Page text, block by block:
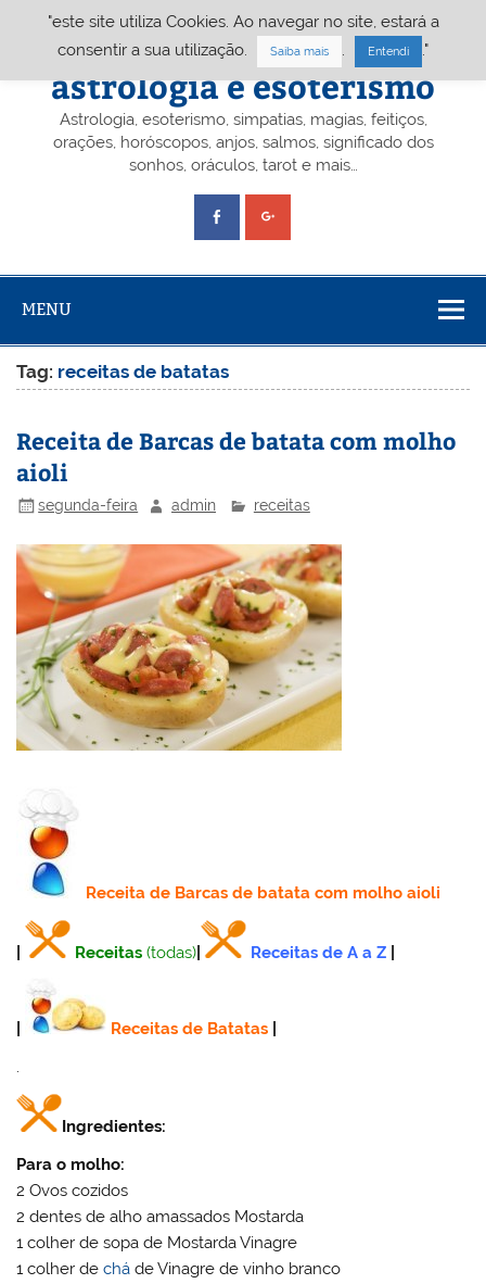
Portal A&E – Portal
astrologia e esoterismo
Astrologia, esoterismo, simpatias, magias, feitiços,
orações, horóscopos, anjos, salmos, significado dos
sonhos, oráculos, tarot e mais…
MENU
Tag: receitas de batatas
Receita de Barcas de batata com molho
aioli
segunda-feira admin receitas
Receitade Barcas de batata com molho aioli
Receitas (todas) Receitas de A a Z
Receitas de Batatas
.
Ingredientes:
Para o molho:
2 Ovos cozidos
2 dentes de alho amassados Mostarda
1 colher de sopa de Mostarda Vinagre
1 colher dechá de Vinagre de vinho branco
"este site utiliza Cookies. Ao navegar no site, estará a
consentir a sua utilização.
Saiba mais Entendi ."